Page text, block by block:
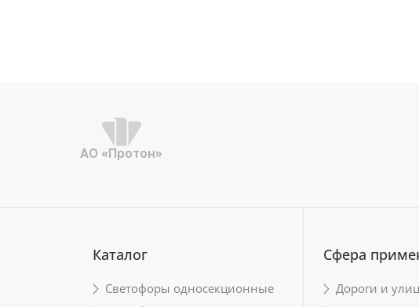
АО «Протон»
Каталог
Светофоры односекционные
Сфера
Дороги и